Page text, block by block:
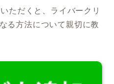
ただくと、ライバークリ
る方法について親切に教